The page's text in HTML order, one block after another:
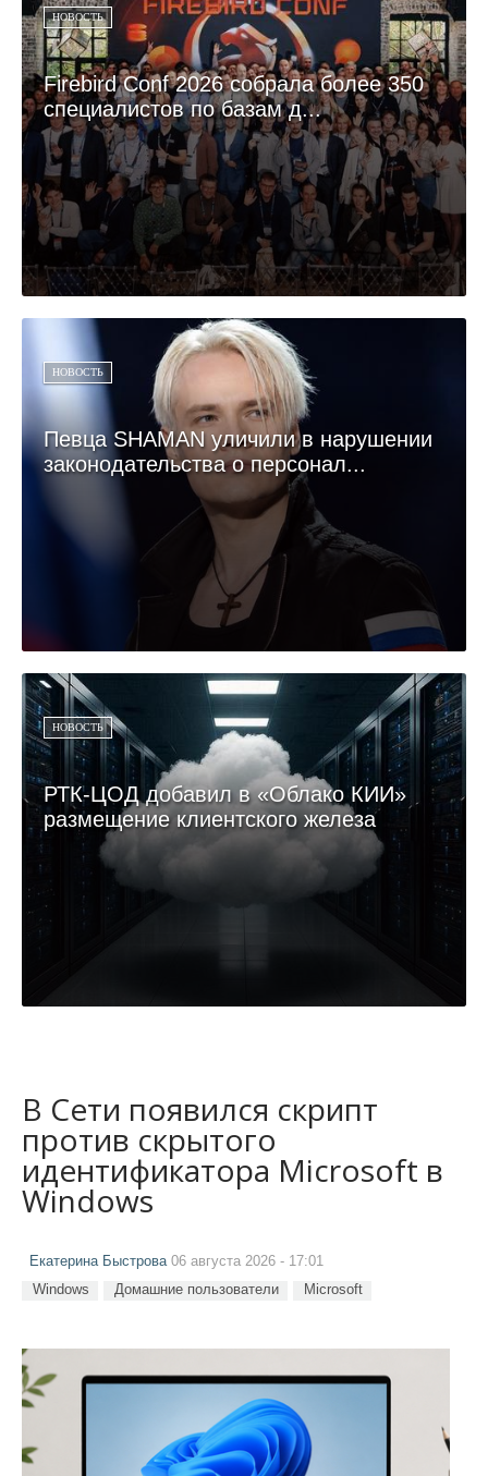
НОВОСТЬ
Firebird Conf 2026 собрала более 350
специалистов по базам д...
НОВОСТЬ
Певца SHAMAN уличили в нарушении
законодательства о персонал...
НОВОСТЬ
РТК-ЦОД добавил в «Облако КИИ»
размещение клиентского железа
В Сети появился скрипт
против скрытого
идентификатора Microsoft в
Windows
Екатерина Быстрова 06 августа 2026 - 17:01
Windows Домашние пользователи Microsoft